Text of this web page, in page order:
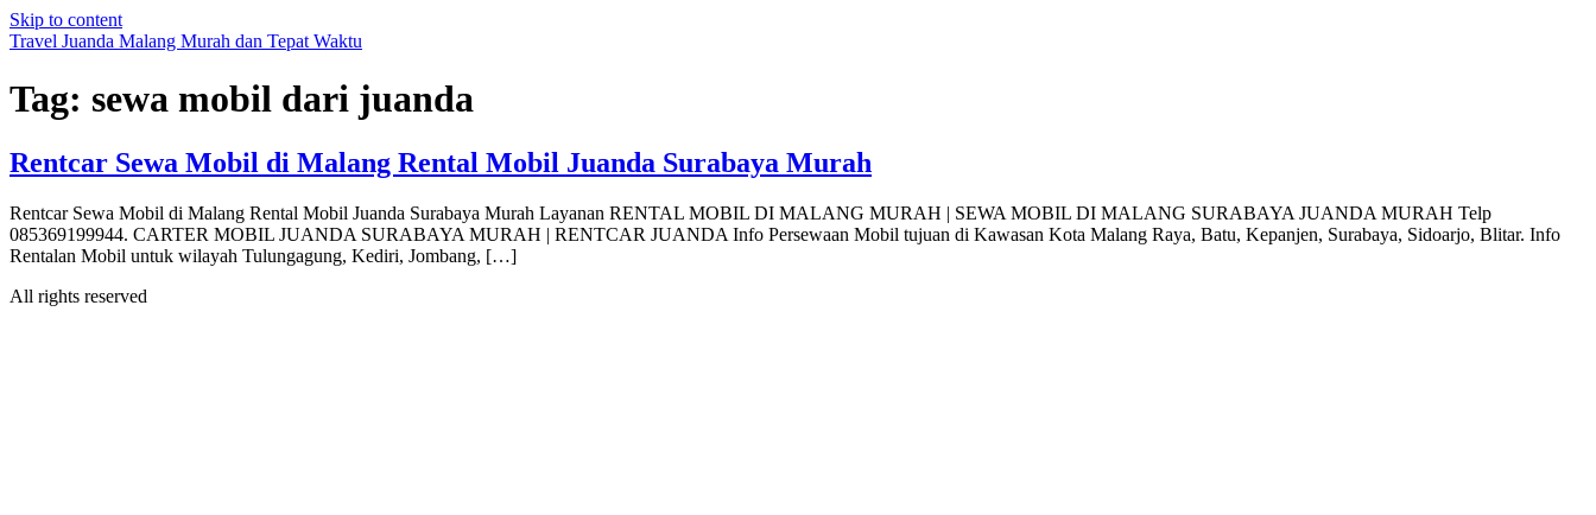
Skip to content
Travel Juanda Malang Murah dan Tepat Waktu
Tag: sewa mobil dari juanda
Rentcar Sewa Mobil di Malang Rental Mobil Juanda Surabaya Murah
Rentcar Sewa Mobil di Malang Rental Mobil Juanda Surabaya Murah Layanan RENTAL MOBIL DI MALANG MURAH | SEWA MOBIL DI MALANG SURABAYA JUANDA MURAH Telp
085369199944. CARTER MOBIL JUANDA SURABAYA MURAH | RENTCAR JUANDA Info Persewaan Mobil tujuan di Kawasan Kota Malang Raya, Batu, Kepanjen, Surabaya, Sidoarjo, Blitar. Info
Rentalan Mobil untuk wilayah Tulungagung, Kediri, Jombang, […]
All rights reserved